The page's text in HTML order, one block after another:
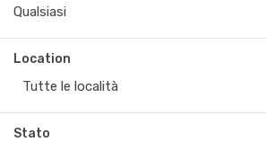
Location
Tutte le località
Stato